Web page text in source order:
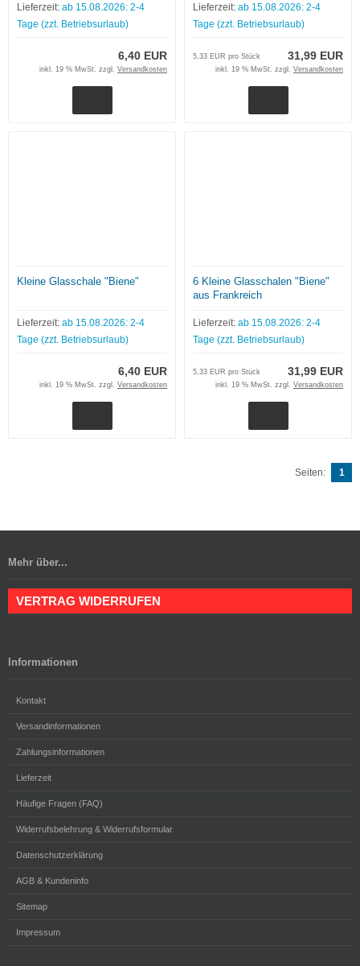
Lieferzeit: ab 15.08.2026: 2-4
Tage (zzt. Betriebsurlaub)
6,40 EUR
inkl. 19 % MwSt. zzgl. Versandkosten
Lieferzeit: ab 15.08.2026: 2-4
Tage (zzt. Betriebsurlaub)
31,99 EUR
5,33 EUR pro Stück
inkl. 19 % MwSt. zzgl. Versandkosten
Kleine Glasschale "Biene"
Lieferzeit: ab 15.08.2026: 2-4
Tage (zzt. Betriebsurlaub)
6,40 EUR
inkl. 19 % MwSt. zzgl. Versandkosten
6 Kleine Glasschalen "Biene"
aus Frankreich
Lieferzeit: ab 15.08.2026: 2-4
Tage (zzt. Betriebsurlaub)
31,99 EUR
5,33 EUR pro Stück
inkl. 19 % MwSt. zzgl. Versandkosten
Seiten: 1
Mehr über...
VERTRAG WIDERRUFEN
Informationen
Kontakt
Versandinformationen
Zahlungsinformationen
Lieferzeit
Häufige Fragen (FAQ)
Widerrufsbelehrung & Widerrufsformular
Datenschutzerklärung
AGB & Kundeninfo
Sitemap
Impressum